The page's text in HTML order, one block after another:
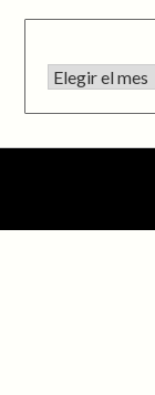
Archivo